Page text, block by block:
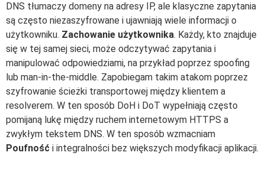
DNS tłumaczy domeny na adresy IP, ale klasyczne zapytania
są często niezaszyfrowane i ujawniają wiele informacji o
użytkowniku. Zachowanie użytkownika. Każdy, kto znajduje
się w tej samej sieci, może odczytywać zapytania i
manipulować odpowiedziami, na przykład poprzez spoofing
lub man-in-the-middle. Zapobiegam takim atakom poprzez
szyfrowanie ścieżki transportowej między klientem a
resolverem. W ten sposób DoH i DoT wypełniają często
pomijaną lukę między ruchem internetowym HTTPS a
zwykłym tekstem DNS. W ten sposób wzmacniam
Poufność i integralności bez większych modyfikacji aplikacji.